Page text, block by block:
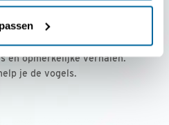
voor € 36,00 per jaar
onze leden, met
en opmerkelijke verhalen.
je de vogels.